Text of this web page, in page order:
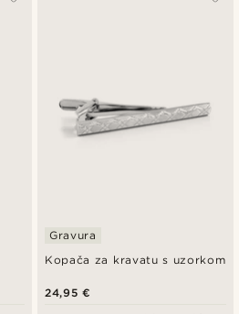
Kopača za kravatu s uzorkom
Gravura
24,95 €